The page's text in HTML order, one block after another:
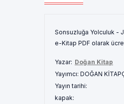
Sonsuzluğa Yolculuk -
e-Kitap PDF olarak
Yazar: Doğan Kitap
Yayımcı: DOĞAN
Yayın tarihi:
kapak: